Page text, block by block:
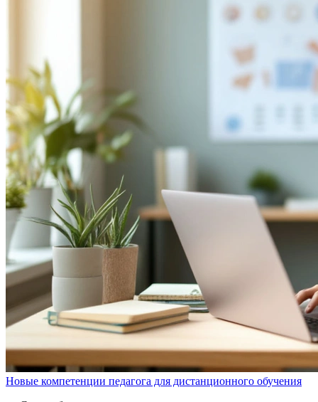
Новые компетенции педагога для дистанционного обучения